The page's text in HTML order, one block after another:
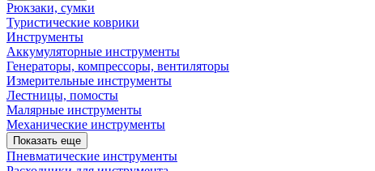
Рюкзаки, сумки
Туристические коврики
Инструменты
Аккумуляторные инструменты
Генераторы, компрессоры, вентиляторы
Измерительные инструменты
Лестницы, помосты
Малярные инструменты
Механические инструменты
Показать еще
Пневматические инструменты